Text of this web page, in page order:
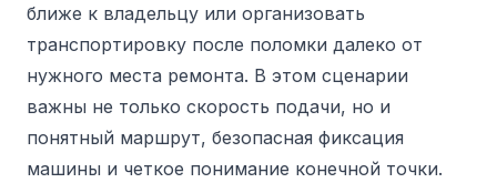
ближе к владельцу или организовать
транспортировку после поломки далеко от
нужного места ремонта. В этом сценарии
важны не только скорость подачи, но и
понятный маршрут, безопасная фиксация
машины и четкое понимание конечной точки.